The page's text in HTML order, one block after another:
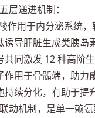
层递进机制：
作用于内分泌系统，
导肝脏生成类胰岛
同激发 12 种高阶
作用于骨骺端，助力
持续分化，有助于提
动机制，是单一赖